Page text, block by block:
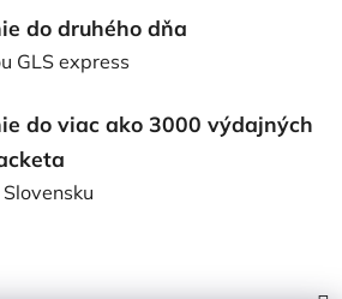
do druhého dňa
GLS express
do viac ako 3000 výdajných